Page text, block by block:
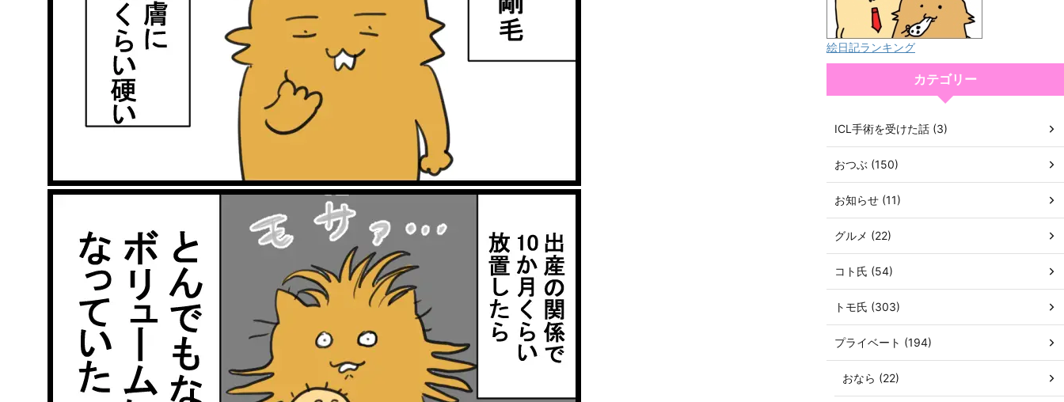
絵日記ランキング
カテゴリー
ICL手術を受けた話 (3)
おつぶ (150)
お知らせ (11)
グルメ (22)
コト氏 (54)
トモ氏 (303)
プライベート (194)
おなら (22)